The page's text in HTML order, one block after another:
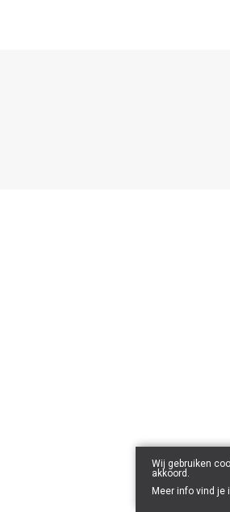
Wij gebruiken
akkoord.
Meer info vind je